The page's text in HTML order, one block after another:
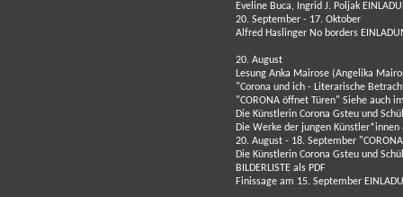
Eveline Buca, Ingrid J. Poljak
20. September - 17. Oktober
Alfred Haslinger No borders
20. August
Lesung Anka Mairose (Angelika
"Corona und ich - Literarische
"CORONA öffnet Türen" Siehe auch
Die Künstlerin Corona Gsteu und
Die Werke der jungen Künstler*innen
20. August - 18. September
Die Künstlerin Corona Gsteu und
BILDERLISTE als PDF
Finissage am 15. September